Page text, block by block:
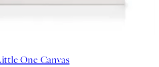
One Canvas